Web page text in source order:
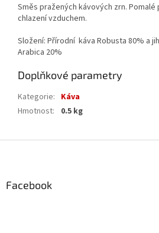
Směs pražených kávových zrn.
chlazení vzduchem.
Složení: Přírodní káva Robusta 80% a
Arabica 20%
Doplňkové parametry
Kategorie: Káva
Hmotnost: 0.5 kg
Facebook